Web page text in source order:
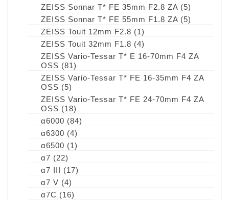
ZEISS Sonnar T* FE 35mm F2.8 ZA (5)
ZEISS Sonnar T* FE 55mm F1.8 ZA (5)
ZEISS Touit 12mm F2.8 (1)
ZEISS Touit 32mm F1.8 (4)
ZEISS Vario-Tessar T* E 16-70mm F4 ZA
OSS (81)
ZEISS Vario-Tessar T* FE 16-35mm F4 ZA
OSS (5)
ZEISS Vario-Tessar T* FE 24-70mm F4 ZA
OSS (18)
α6000 (84)
α6300 (4)
α6500 (1)
α7 (22)
α7 III (17)
α7 V (4)
α7C (16)